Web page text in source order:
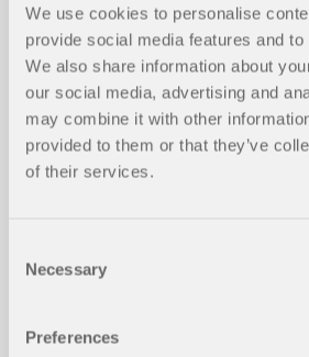
We use cookies to personalise
provide social media features and
We also share information about
our social media, advertising and
may combine it with other
provided to them or that they’ve
of their services.
Selection
Necessary
Preferences
Projektowanie prostokątnej
ndamentowej według ACI w
Analiza geotechniczna
a stopy fundamentowej według
Zrzuty ekranu